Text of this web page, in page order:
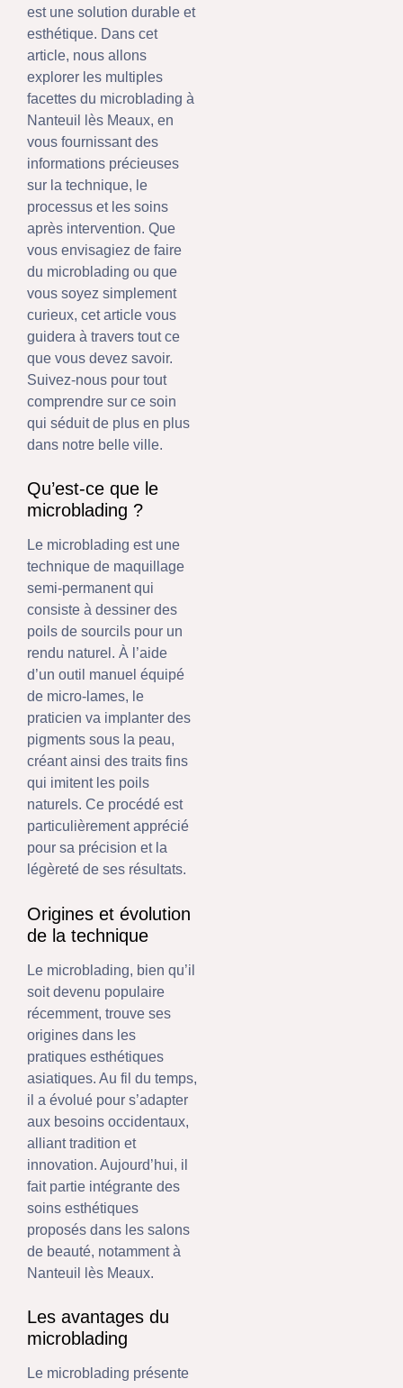
est une solution durable et
esthétique. Dans cet
article, nous allons
explorer les multiples
facettes du microblading à
Nanteuil lès Meaux, en
vous fournissant des
informations précieuses
sur la technique, le
processus et les soins
après intervention. Que
vous envisagiez de faire
du microblading ou que
vous soyez simplement
curieux, cet article vous
guidera à travers tout ce
que vous devez savoir.
Suivez-nous pour tout
comprendre sur ce soin
qui séduit de plus en plus
dans notre belle ville.
Qu’est-ce que le
microblading ?
Le microblading est une
technique de maquillage
semi-permanent qui
consiste à dessiner des
poils de sourcils pour un
rendu naturel. À l’aide
d’un outil manuel équipé
de micro-lames, le
praticien va implanter des
pigments sous la peau,
créant ainsi des traits fins
qui imitent les poils
naturels. Ce procédé est
particulièrement apprécié
pour sa précision et la
légèreté de ses résultats.
Origines et évolution
de la technique
Le microblading, bien qu’il
soit devenu populaire
récemment, trouve ses
origines dans les
pratiques esthétiques
asiatiques. Au fil du temps,
il a évolué pour s’adapter
aux besoins occidentaux,
alliant tradition et
innovation. Aujourd’hui, il
fait partie intégrante des
soins esthétiques
proposés dans les salons
de beauté, notamment à
Nanteuil lès Meaux.
Les avantages du
microblading
Le microblading présente